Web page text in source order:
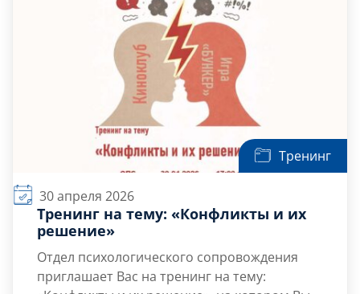
Тренинг
30 апреля 2026
Тренинг на тему: «Конфликты и их
решение»
Отдел психологического сопровождения
приглашает Вас на тренинг на тему: